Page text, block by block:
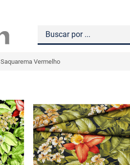
Saquarema Vermelho